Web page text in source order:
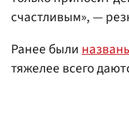
счастливым», —
Ранее были
тяжелее всего